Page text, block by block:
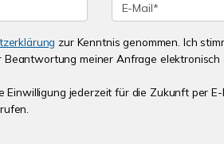
zur Kenntnis genommen. Ich
meiner Anfrage elektronisch
Einwilligung jederzeit für die Zukunft per E-